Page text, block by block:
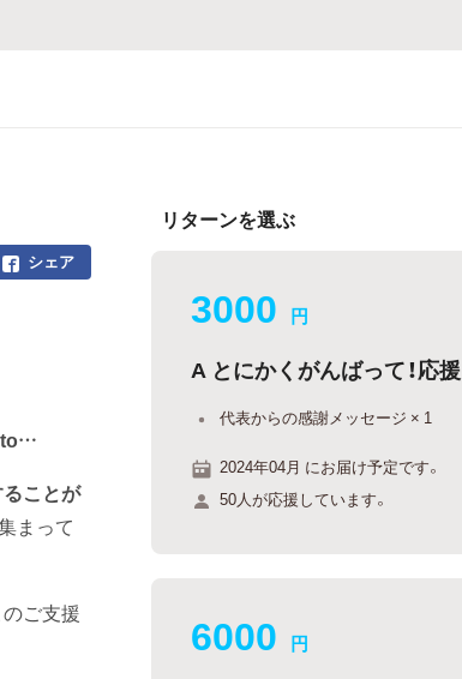
シェア
to…
ことが
まって
のご支援
リターンを選ぶ
3000 円
A とにかくがんばって！応援
代表からの感謝メッセージ × 1
2024年04月 にお届け予定です。
50人が応援しています。
6000 円